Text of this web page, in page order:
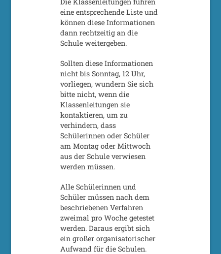
eine entsprechende Liste und
können diese Informationen
dann rechtzeitig an die
Schule weitergeben.
Sollten diese Informationen
nicht bis Sonntag, 12 Uhr,
vorliegen, wundern Sie sich
bitte nicht, wenn die
Klassenleitungen sie
kontaktieren, um zu
verhindern, dass
Schülerinnen oder Schüler
am Montag oder Mittwoch
aus der Schule verwiesen
werden müssen.
Alle Schülerinnen und
Schüler müssen nach dem
beschriebenen Verfahren
zweimal pro Woche getestet
werden. Daraus ergibt sich
ein großer organisatorischer
Aufwand für die Schulen.